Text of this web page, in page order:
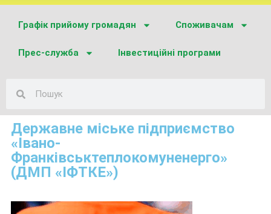
Графік прийому громадян Споживачам
Прес-служба Інвестиційні програми
Державне міське підприємство
«Івано-
Франківськтеплокомуненерго»
(ДМП «ІФТКЕ»)